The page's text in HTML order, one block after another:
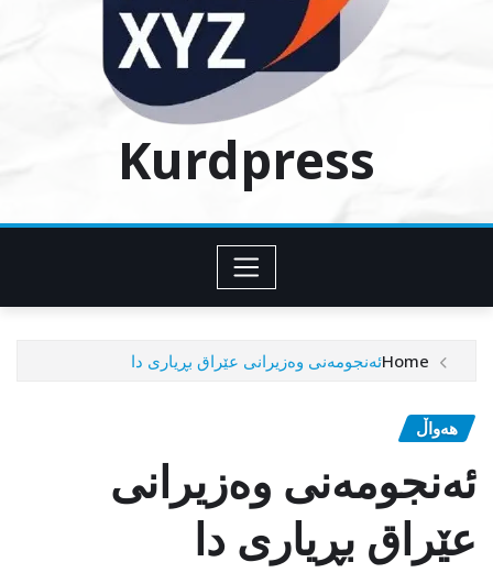
Kurdpress
Homeئەنجومەنی وەزیرانی عێراق بڕیاری دا
هەواڵ
ئەنجومەنی وەزیرانی
عێراق بڕیاری دا